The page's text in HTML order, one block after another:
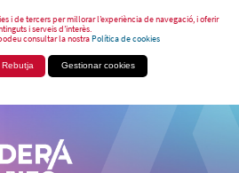
i de tercers per millorar l’experiència de navegació, i oferir
i serveis d’interès.
consultar la nostraPolítica de cookies
Rebutja Gestionar cookies